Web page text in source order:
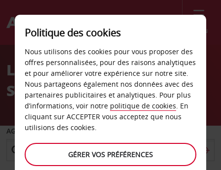
Menu
Welcome
AvisLocation de voiture à
Séville
AGENCE DE DÉPART
Politique des cookies
Nous utilisons des cookies pour vous proposer des
offres personnalisées, pour des raisons analytiques
et pour améliorer votre expérience sur notre site.
Nous partageons également nos données avec des
partenaires publicitaires et analytiques. Pour plus
d’informations, voir notre politique de cookies. En
cliquant sur ACCEPTER vous acceptez que nous
utilisions des cookies.
GÉRER VOS PRÉFÉRENCES